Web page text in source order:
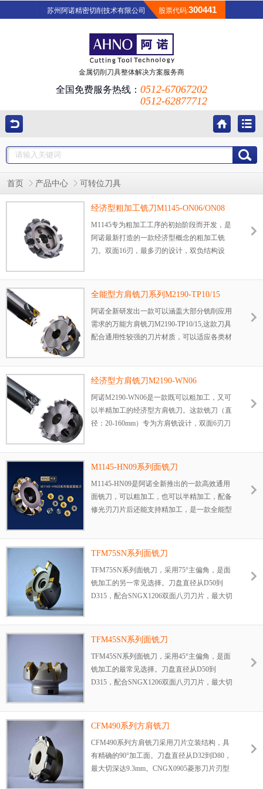
苏州阿诺精密切削技术有限公司 股票代码:300441
金属切削刀具整体解决方案服务商
全国免费服务热线： 0512-67067202
0512-62877712
首页 产品中心 可转位刀具
经济型粗加工铣刀M1145-ON06/ON08
M1145专为粗加工工序的初始阶段而开发，是
阿诺最新打造的一款经济型概念的粗加工铣
刀。双面16刃，最多刃的设计，双负结构设
全能型方肩铣刀系列M2190-TP10/15
阿诺全新研发出一款可以涵盖大部分铣削应用
需求的万能方肩铣刀M2190-TP10/15,这款刀具
配合通用性较强的刀片材质，可以适应各类材
合大部分铣削场合，切削稳定轻快。
经济型方肩铣刀M2190-WN06
阿诺M2190-WN06是一款既可以粗加工，又可
以半精加工的经济型方肩铣刀。这款铣刀（直
径：20-160mm）专为方肩铣设计，双面6刃刀
M1145-HN09系列面铣刀
M1145-HN09是阿诺全新推出的一款高效通用
面铣刀，可以粗加工，也可以半精加工，配备
修光刃刀片后还能支持精加工，是一款全能型
TFM75SN系列面铣刀
TFM75SN系列面铣刀，采用75°主偏角，是面
铣加工的另一常见选择。刀盘直径从D50到
D315，配合SNGX1206双面八刃刀片，最大切
TFM45SN系列面铣刀
TFM45SN系列面铣刀，采用45°主偏角，是面
铣加工的最常见选择。刀盘直径从D50到
D315，配合SNGX1206双面八刃刀片，最大切
CFM490系列方肩铣刀
CFM490系列方肩铣刀采用刀片立装结构，具
有精确的90°加工面。刀盘直径从D32到D80，
最大切深达9.3mm。CNGX0905菱形刀片刃型